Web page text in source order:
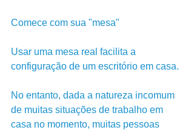
Comece com sua "mesa"
Usar uma mesa real facilita a
configuração de um escritório em casa.
No entanto, dada a natureza incomum
de muitas situações de trabalho em
casa no momento, muitas pessoas